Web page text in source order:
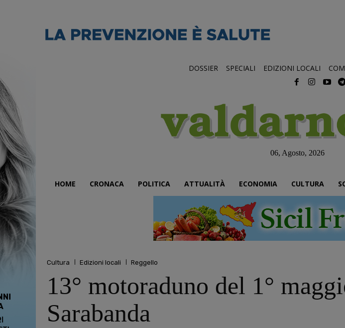
DOSSIER SPECIALI EDIZIONI LOCALI
06, Agosto, 2026
HOME CRONACA POLITICA ATTUALITÀ ECONOMIA CULTURA
Cultura Edizioni locali Reggello
13° motoraduno del 1°
Sarabanda